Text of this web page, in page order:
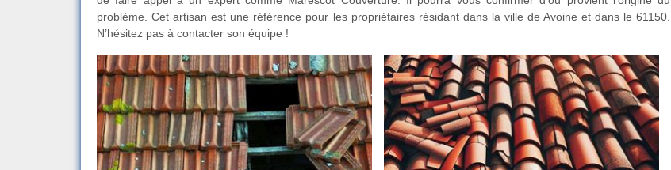
problème. Cet artisan est une référence pour les propriétaires résidant dans la ville de Avoine et dans le 61150.
N’hésitez pas à contacter son équipe !